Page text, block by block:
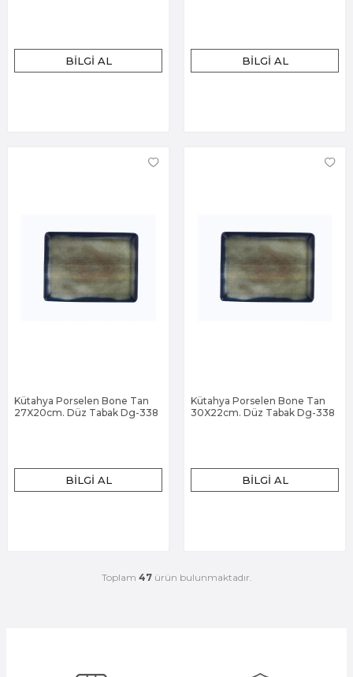
BILGI AL BILGI AL
Kütahya Porselen Bone Tan
27X20cm. Düz Tabak Dg-338
BILGI AL
Kütahya Porselen Bone Tan
30X22cm. Düz Tabak Dg-338
BILGI AL
Toplam 47ürün bulunmaktadır.